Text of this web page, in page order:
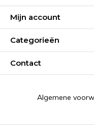
Mijn account
Categorieën
Contact
Algemene